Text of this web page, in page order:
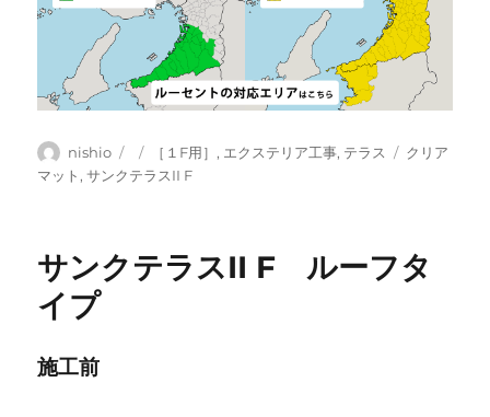
投
稿
nishio
投
稿
カ
テ
［１F用］, エクステリア工事, テラス
タ
クリア
マット,サンクテラスII F
サンクテラスII F ルーフタ
イプ
施工前